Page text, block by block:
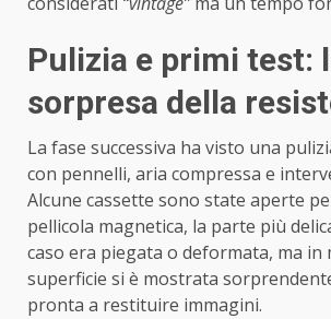
Pulizia e primi test:
sorpresa della
La fase successiva ha visto una
con pennelli, aria compressa e
Alcune cassette sono state aperte
pellicola magnetica, la parte più
caso era piegata o deformata, ma in
superficie si è mostrata
pronta a restituire immagini.